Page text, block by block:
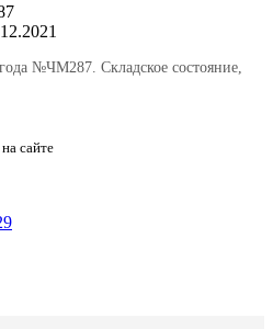
№ЧМ287. Складское состояние,
сайте